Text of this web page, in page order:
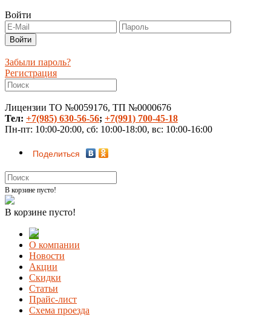
Войти
Забыли пароль?
Регистрация
Лицензии ТО №0059176, ТП №0000676
Тел: +7(985) 630-56-56; +7(991) 700-45-18
Пн-пт: 10:00-20:00, сб: 10:00-18:00, вс: 10:00-16:00
Поделиться
В корзине пусто!
В корзине пусто!
О компании
Новости
Акции
Скидки
Статьи
Прайс-лист
Схема проезда